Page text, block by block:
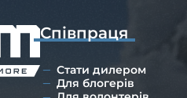
Співпраця
Стати дилером
Для блогерів